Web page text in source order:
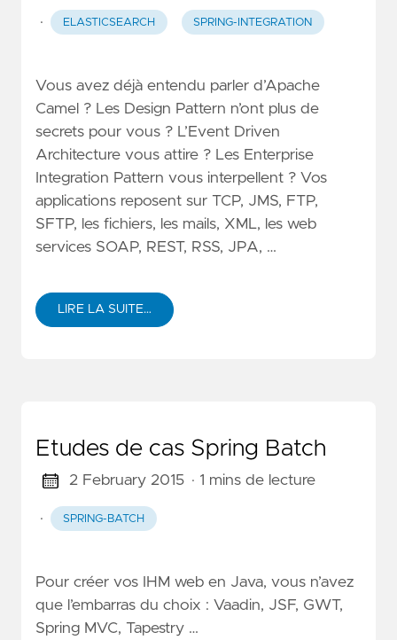
· ELASTICSEARCH SPRING-INTEGRATION
Vous avez déjà entendu parler d’Apache
Camel ? Les Design Pattern n’ont plus de
secrets pour vous ? L’Event Driven
Architecture vous attire ? Les Enterprise
Integration Pattern vous interpellent ? Vos
applications reposent sur TCP, JMS, FTP,
SFTP, les fichiers, les mails, XML, les web
services SOAP, REST, RSS, JPA, …
LIRE LA SUITE…
Etudes de cas Spring Batch
2 February 2015 · 1 mins de lecture
· SPRING-BATCH
Pour créer vos IHM web en Java, vous n’avez
que l’embarras du choix : Vaadin, JSF, GWT,
Spring MVC, Tapestry …